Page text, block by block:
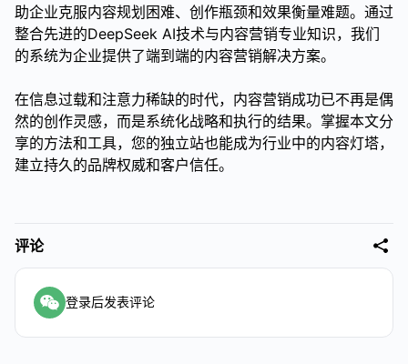
助企业克服内容规划困难、创作瓶颈和效果衡量难题。通过
整合先进的DeepSeek AI技术与内容营销专业知识，我们
的系统为企业提供了端到端的内容营销解决方案。
在信息过载和注意力稀缺的时代，内容营销成功已不再是偶
然的创作灵感，而是系统化战略和执行的结果。掌握本文分
享的方法和工具，您的独立站也能成为行业中的内容灯塔，
建立持久的品牌权威和客户信任。
评论
登录后发表评论